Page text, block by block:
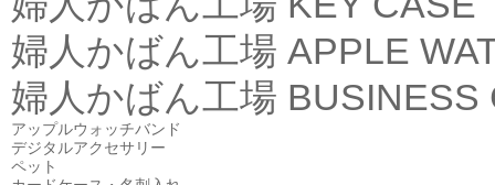
婦人かばん工場 APPLE
婦人かばん工場 BUSINESS
アップルウォッチバンド
デジタルアクセサリー
ペット